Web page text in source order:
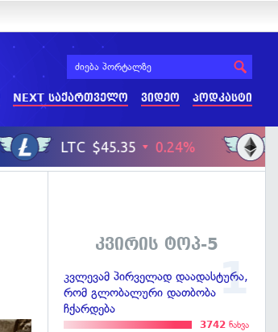
NEXT საქართველო ვიდეო პოდკასტი
კვირის ტოპ-5
კვლევამ პირველად დაადასტურა,
რომ გლობალური დათბობა
ჩქარდება
3742 ნახვა